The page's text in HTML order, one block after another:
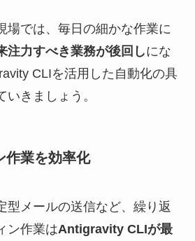
場では、毎日の細かな作業に
注力すべき業務が後回しにな
CLIを活用した自動化の具
きましょう。
作業を効率化
型メールの送信など、繰り返
ン作業はAntigravity CLIが最